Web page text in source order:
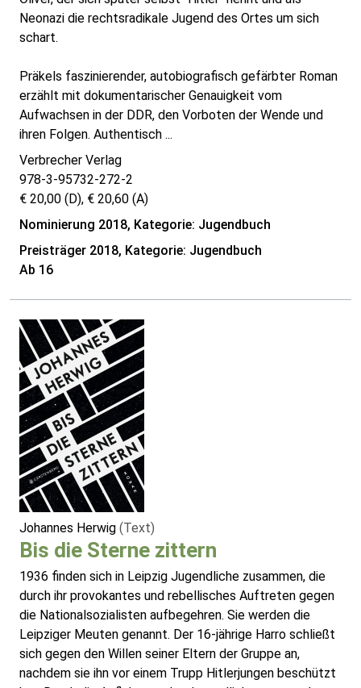
Neonazi die rechtsradikale Jugend des Ortes um sich
schart.
Präkels faszinierender, autobiografisch gefärbter Roman
erzählt mit dokumentarischer Genauigkeit vom
Aufwachsen in der DDR, den Vorboten der Wende und
ihren Folgen. Authentisch ...
Verbrecher Verlag
978-3-95732-272-2
€ 20,00 (D), € 20,60 (A)
Nominierung 2018, Kategorie: Jugendbuch
Preisträger 2018, Kategorie: Jugendbuch
Ab 16
Johannes Herwig (Text)
Bis die Sterne zittern
1936 finden sich in Leipzig Jugendliche zusammen, die
durch ihr provokantes und rebellisches Auftreten gegen
die Nationalsozialisten aufbegehren. Sie werden die
Leipziger Meuten genannt. Der 16-jährige Harro schließt
sich gegen den Willen seiner Eltern der Gruppe an,
nachdem sie ihn vor einem Trupp Hitlerjungen beschützt